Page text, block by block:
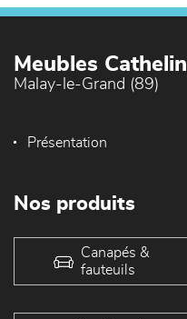
Meubles Cathelin
Malay-le-Grand (89)
Présentation
Nos produits
Canapés &
fauteuils